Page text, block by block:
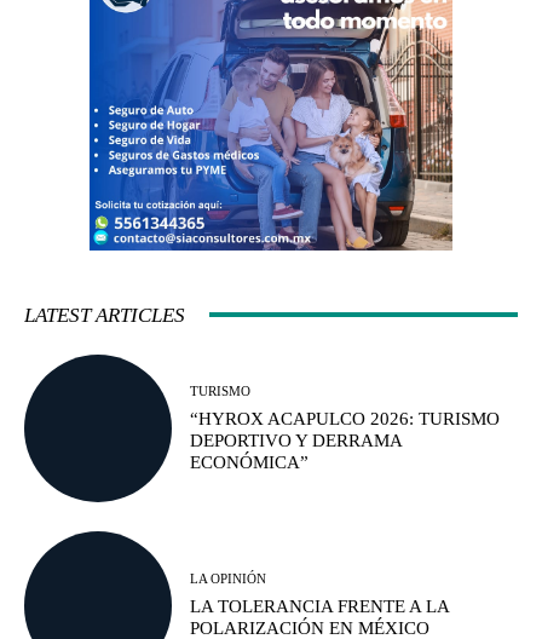
LATEST ARTICLES
TURISMO
“HYROX ACAPULCO 2026: TURISMO
DEPORTIVO Y DERRAMA
ECONÓMICA”
LA OPINIÓN
LA TOLERANCIA FRENTE A LA
POLARIZACIÓN EN MÉXICO